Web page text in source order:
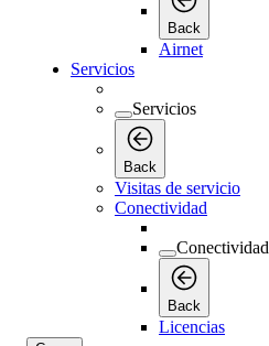
Back
Airnet
Servicios
Servicios
Back
Visitas de servicio
Conectividad
Conectividad
Back
Licencias